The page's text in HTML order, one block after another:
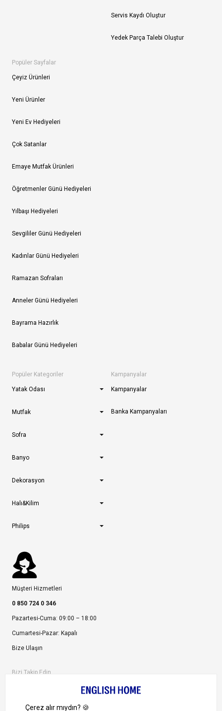
Servis Kaydı Oluştur
Yedek Parça Talebi Oluştur
Popüler Sayfalar
Çeyiz Ürünleri
Yeni Ürünler
Yeni Ev Hediyeleri
Çok Satanlar
Emaye Mutfak Ürünleri
Öğretmenler Günü Hediyeleri
Yılbaşı Hediyeleri
Sevgililer Günü Hediyeleri
Kadınlar Günü Hediyeleri
Ramazan Sofraları
Anneler Günü Hediyeleri
Bayrama Hazırlık
Babalar Günü Hediyeleri
Popüler Kategoriler
Yatak Odası
Mutfak
Sofra
Banyo
Dekorasyon
Halı&Kilim
Philips
Kampanyalar
Kampanyalar
Banka Kampanyaları
Müşteri Hizmetleri
0 850 724 0 346
Pazartesi-Cuma: 09:00 – 18:00
Cumartesi-Pazar: Kapalı
Bize Ulaşın
Bizi Takip Edin